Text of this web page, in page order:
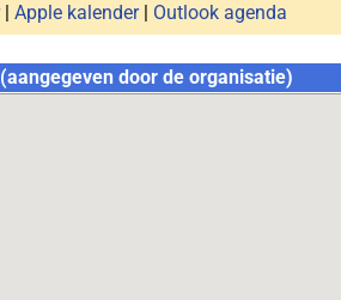
| Apple kalender| Outlook agenda
door de organisatie)